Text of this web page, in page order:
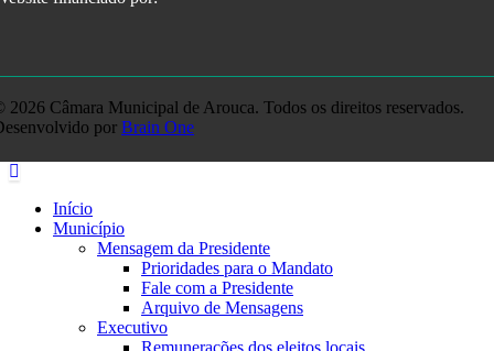
2026 Câmara Municipal de Arouca. Todos os direitos reservados.
por Brain One
Início
Município
Mensagem da Presidente
Prioridades para o Mandato
Fale com a Presidente
Arquivo de Mensagens
Executivo